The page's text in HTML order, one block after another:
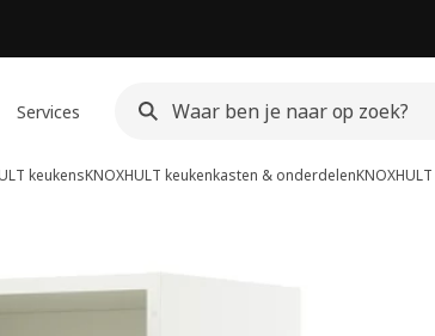
Services
keukensKNOXHULT keukenkasten & onderdelenKNOXHULT